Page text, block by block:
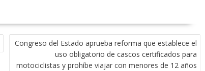
Congreso del Estado aprueba reforma que establece el
uso obligatorio de cascos certificados para
motociclistas y prohíbe viajar con menores de 12 años